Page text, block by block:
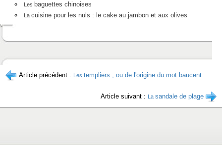
Les baguettes chinoises
La cuisine pour les nuls : le cake au jambon et aux olives
Article précédent : Les templiers ; ou de l'origine du mot baucent
Article suivant : La sandale de plage